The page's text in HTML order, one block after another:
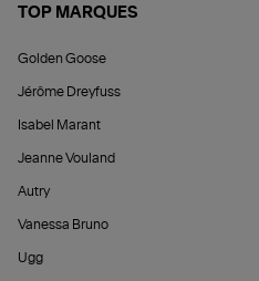
TOP MARQUES
Golden Goose
Jérôme Dreyfuss
Isabel Marant
Jeanne Vouland
Autry
Vanessa Bruno
Ugg